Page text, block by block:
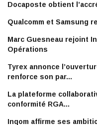
Docaposte obtient
Qualcomm et Samsung
Marc Guesneau rejoint
Opérations
Tyrex annonce
renforce son par...
La plateforme
conformité RGA...
Inqom affirme ses